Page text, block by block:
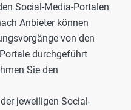
Social-Media-Portalen
Anbieter können
von den
durchgeführt
Sie den
jeweiligen Social-